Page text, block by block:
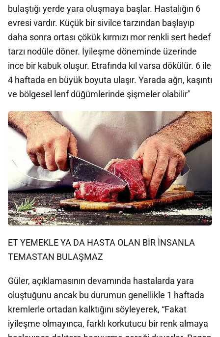
bulaştığı yerde yara oluşmaya başlar. Hastalığın 6
evresi vardır. Küçük bir sivilce tarzından başlayıp
daha sonra ortası çökük kırmızı mor renkli sert hedef
tarzı nodüle döner. İyileşme döneminde üzerinde
ince bir kabuk oluşur. Etrafında kıl varsa dökülür. 6 ile
4 haftada en büyük boyuta ulaşır. Yarada ağrı, kaşıntı
ve bölgesel lenf düğümlerinde şişmeler olabilir"
ET YEMEKLE YA DA HASTA OLAN BİR İNSANLA
TEMASTAN BULAŞMAZ
Güler, açıklamasının devamında hastalarda yara
oluştuğunu ancak bu durumun genellikle 1 haftada
kremlerle ortadan kalktığını söyleyerek, “Fakat
iyileşme olmayınca, farklı korkutucu bir renk almaya